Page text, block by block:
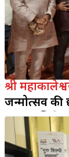
श्री
जन्मोत्सव की